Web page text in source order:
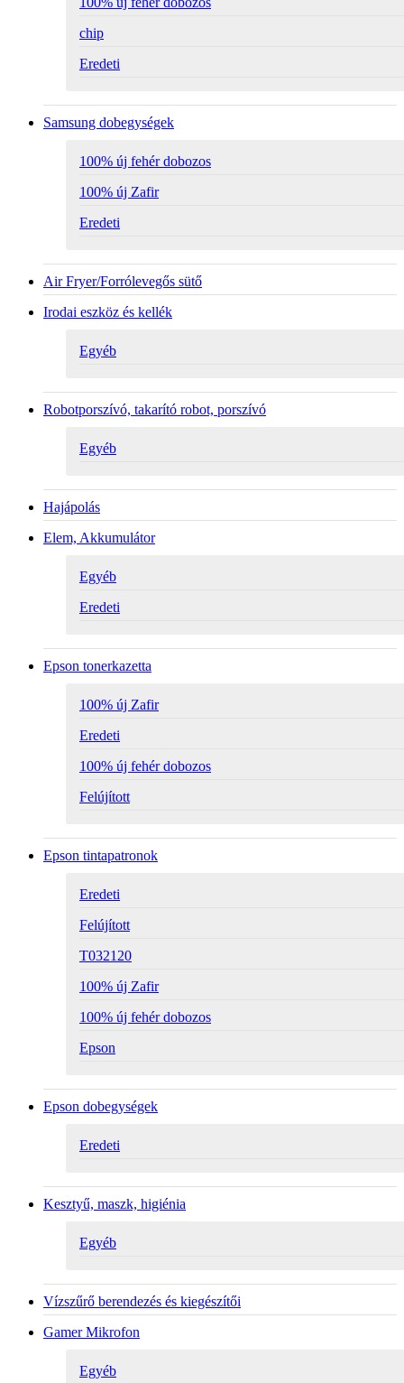
chip
Eredeti
Samsung dobegységek
100% új fehér dobozos
100% új Zafir
Eredeti
Air Fryer/Forrólevegős sütő
Irodai eszköz és kellék
Egyéb
Robotporszívó, takarító robot, porszívó
Egyéb
Hajápolás
Elem, Akkumulátor
Egyéb
Eredeti
Epson tonerkazetta
100% új Zafir
Eredeti
100% új fehér dobozos
Felújított
Epson tintapatronok
Eredeti
Felújított
T032120
100% új Zafir
100% új fehér dobozos
Epson
Epson dobegységek
Eredeti
Kesztyű, maszk, higiénia
Egyéb
Vízszűrő berendezés és kiegészítői
Gamer Mikrofon
Egyéb